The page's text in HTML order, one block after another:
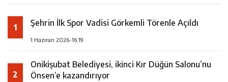
1 Şehrin İlk Spor Vadisi Görkemli Törenle Açıldı
1 Haziran 2026-16:19
2
Onikişubat Belediyesi, ikinci Kır Düğün Salonu’nu
Önsen’e kazandırıyor